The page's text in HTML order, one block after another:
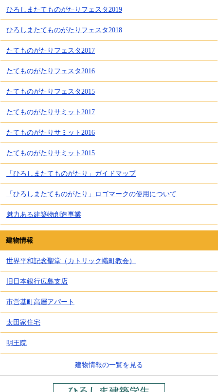
ひろしまたてものがたりフェスタ2019
ひろしまたてものがたりフェスタ2018
たてものがたりフェスタ2017
たてものがたりフェスタ2016
たてものがたりフェスタ2015
たてものがたりサミット2017
たてものがたりサミット2016
たてものがたりサミット2015
「ひろしまたてものがたり」ガイドマップ
「ひろしまたてものがたり」ロゴマークの使用について
魅力ある建築物創造事業
建物情報
世界平和記念聖堂（カトリック幟町教会）
旧日本銀行広島支店
市営基町高層アパート
太田家住宅
明王院
建物情報の一覧を見る